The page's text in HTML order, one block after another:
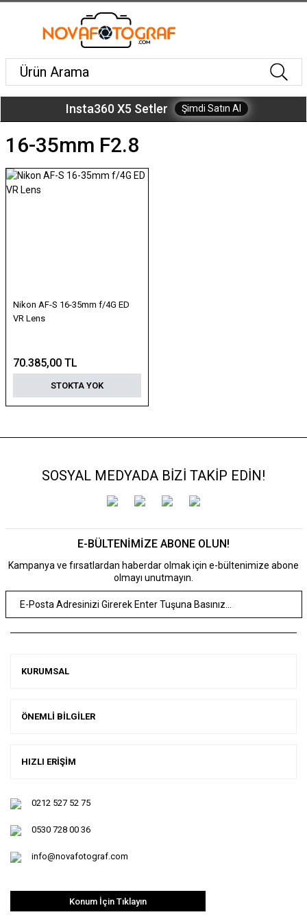
Insta360 X5 Setler Şimdi Satın Al
16-35mm F2.8
Nikon AF-S 16-35mm f/4G ED
VR Lens
70.385,00 TL
STOKTA YOK
SOSYAL MEDYADA BİZİ TAKİP EDİN!
E-BÜLTENİMİZE ABONE OLUN!
Kampanya ve fırsatlardan haberdar olmak için e-bültenimize abone
olmayı unutmayın.
KURUMSAL
ÖNEMLİ BİLGİLER
HIZLI ERİŞİM
0212 527 52 75
0530 728 00 36
info@novafotograf.com
Konum İçin Tıklayın